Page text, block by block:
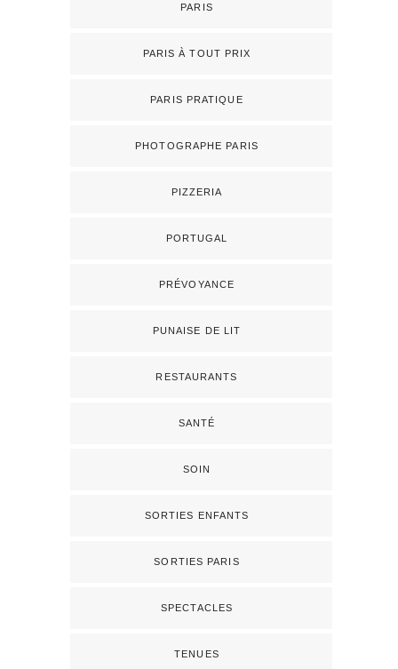
PARIS
PARIS À TOUT PRIX
PARIS PRATIQUE
PHOTOGRAPHE PARIS
PIZZERIA
PORTUGAL
PRÉVOYANCE
PUNAISE DE LIT
RESTAURANTS
SANTÉ
SOIN
SORTIES ENFANTS
SORTIES PARIS
SPECTACLES
TENUES